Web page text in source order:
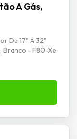
A Gás,
De 17" A 32"
Branco - F80-Xe